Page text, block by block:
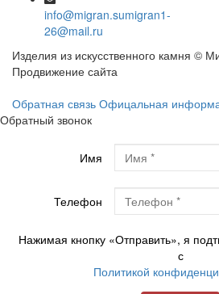
info@migran.sumigran1-
26@mail.ru
Изделия из искусственного камня ©
Продвижение сайта
Обратная связь Офицальная
Обратный звонок
Имя
Телефон
Нажимая кнопку «Отправить», я
с
Политикой